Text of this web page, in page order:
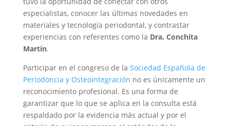
especialistas, conocer las últimas novedades en
materiales y tecnología periodontal, y contrastar
experiencias con referentes como la Dra. Conchita
Martín.
Participar en el congreso de la Sociedad Española de
Periodoncia y Osteointegración no es únicamente un
reconocimiento profesional. Es una forma de
garantizar que lo que se aplica en la consulta está
respaldado por la evidencia más actual y por el